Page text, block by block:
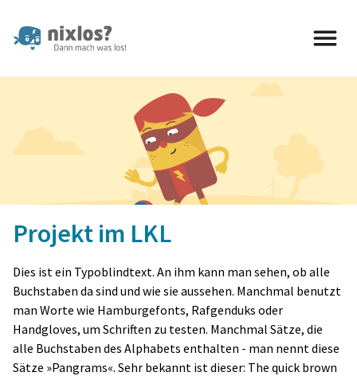
nixlos? Dann mach was
Projekt im LKL
Dies ist ein Typoblindtext. An ihm kann man sehen, ob alle
Buchstaben da sind und wie sie aussehen. Manchmal benutzt
man Worte wie Hamburgefonts, Rafgenduks oder
Handgloves, um Schriften zu testen. Manchmal Sätze, die
alle Buchstaben des Alphabets enthalten - man nennt diese
Sätze »Pangrams«. Sehr bekannt ist dieser: The quick brown